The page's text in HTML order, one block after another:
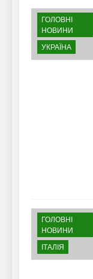
ГОЛОВНІ
НОВИНИ
УКРАЇНА
ГОЛОВНІ
НОВИНИ
ІТАЛІЯ